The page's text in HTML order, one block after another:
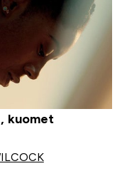
kuomet